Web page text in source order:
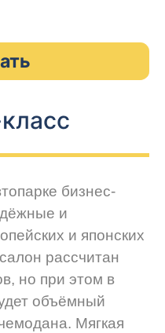
бизнес-
и
и японских
рассчитан
но при этом в
объёмный
Мягкая